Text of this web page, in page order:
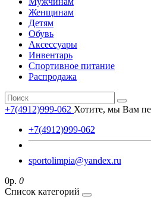
Женщинам
Детям
Обувь
Аксессуары
Инвентарь
Спортивное питание
Распродажа
+7(4912)999-062 Хотите, мы Вам
+7(4912)999-062
sportolimpia@yandex.ru
0р. 0
Список категорий